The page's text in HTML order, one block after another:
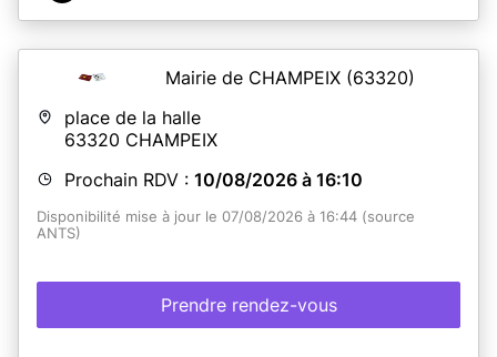
Mairie de CHAMPEIX (63320)
place de la halle
63320 CHAMPEIX
Prochain RDV : 10/08/2026 à 16:10
Disponibilité mise à jour le 07/08/2026 à 16:44 (source
ANTS)
Prendre rendez-vous